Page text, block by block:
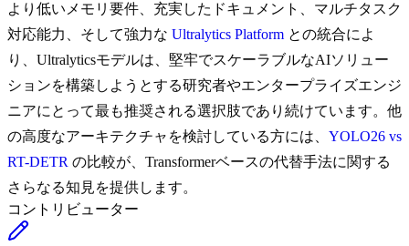
より低いメモリ要件、充実したドキュメント、マルチタスク
対応能力、そして強力な Ultralytics Platform との統合によ
り、Ultralyticsモデルは、堅牢でスケーラブルなAIソリュー
ションを構築しようとする研究者やエンタープライズエンジ
ニアにとって最も推奨される選択肢であり続けています。他
の高度なアーキテクチャを検討している方には、 YOLO26 vs
RT-DETR の比較が、Transformerベースの代替手法に関する
さらなる知見を提供します。
コントリビューター